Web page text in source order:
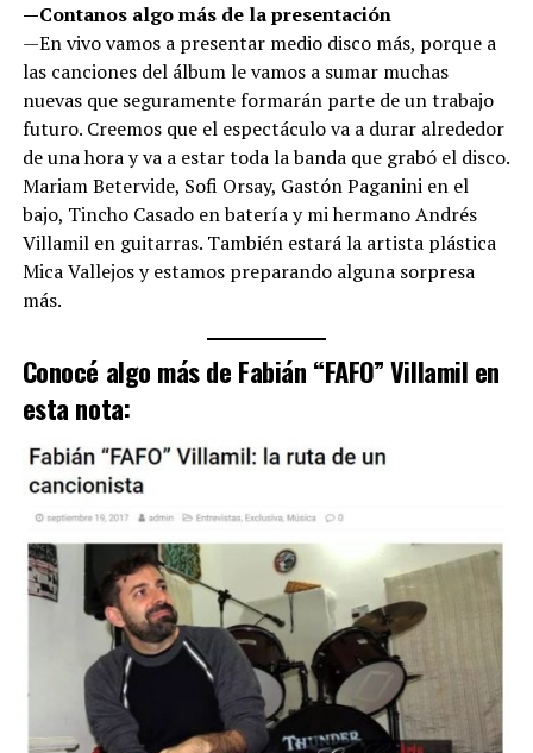
—Contanos algo más de la presentación
—En vivo vamos a presentar medio disco más, porque a
las canciones del álbum le vamos a sumar muchas
nuevas que seguramente formarán parte de un trabajo
futuro. Creemos que el espectáculo va a durar alrededor
de una hora y va a estar toda la banda que grabó el disco.
Mariam Betervide, Sofi Orsay, Gastón Paganini en el
bajo, Tincho Casado en batería y mi hermano Andrés
Villamil en guitarras. También estará la artista plástica
Mica Vallejos y estamos preparando alguna sorpresa
más.
Conocé algo más de Fabián “FAFO” Villamil en
esta nota: